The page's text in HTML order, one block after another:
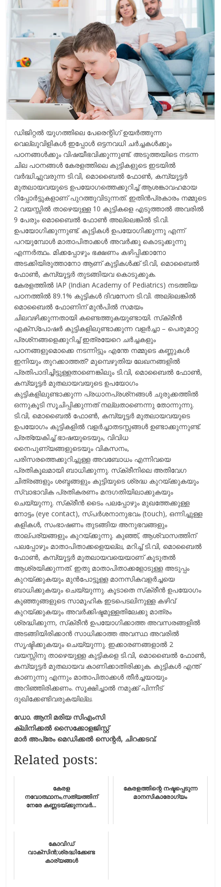
ഡിജിറ്റല്‍ യുഗത്തിലെ പേരെന്റിഗ് ഉയര്‍ത്തുന്ന
വെല്ലുവിളികള്‍ ഇപ്പോള്‍ ഒട്ടനവധി ചര്‍ച്ചകള്‍ക്കും
പഠനങ്ങള്‍ക്കും വിഷയീഭവിക്കുന്നുണ്ട്. അടുത്തയിടെ നടന്ന
ചില പഠനങ്ങള്‍ കേരളത്തിലെ കുട്ടികളുടെ ഇടയില്‍
വര്‍ദ്ധിച്ചുവരുന്ന ടി.വി, മൊബൈല്‍ ഫോണ്‍, കമ്പ്യൂട്ടര്‍
മുതലായവയുടെ ഉപയോഗത്തെക്കുറിച്ച് ആശങ്കാവഹമായ
റിപ്പോര്‍ട്ടുകളാണ് പുറത്തുവിടുന്നത്. ഇതിന്‍പ്രകാരം നമ്മുടെ
2 വയസ്സില്‍ താഴെയുള്ള 10 കുട്ടികളെ എടുത്താല്‍ അവരില്‍
9 പേരും മൊബൈല്‍ ഫോണ്‍ അല്ലെങ്കില്‍ ടി.വി.
ഉപയോഗിക്കുന്നുണ്ട്. കുട്ടികള്‍ ഉപയോഗിക്കുന്നു എന്ന്
പറയുമ്പോള്‍ മാതാപിതാക്കള്‍ അവര്‍ക്കു കൊടുക്കുന്നു
എന്നര്‍ത്ഥം. മിക്കപ്പോഴും ഭക്ഷണം കഴിപ്പിക്കാനോ
അടക്കിയിരുത്താനോ ആണ് കുട്ടികള്‍ക്ക് ടി.വി, മൊബൈല്‍
ഫോണ്‍, കമ്പ്യൂട്ടര്‍ തുടങ്ങിയവ കൊടുക്കുക.
കേരളത്തില്‍ IAP (Indian Academy of Pediatrics) നടത്തിയ
പഠനത്തില്‍ 89.1% കുട്ടികള്‍ ദിവസേന ടി.വി. അല്ലെങ്കില്‍
മൊബൈല്‍ ഫോണിന് മുന്‍പില്‍ സമയം
ചിലവഴിക്കുന്നതായി കണ്ടെത്തുകയുണ്ടായി. സ്‌ക്രീന്‍
എക്‌സ്‌പോഷര്‍ കുട്ടികളിലുണ്ടാക്കുന്ന വളര്‍ച്ചാ – പെരുമാറ്റ
പ്രശ്‌നങ്ങളെക്കുറിച്ച് ഇത്രയേറെ ചര്‍ച്ചകളും
പഠനങ്ങളുമൊക്കെ നടന്നിട്ടും എന്തേ നമ്മുടെ കണ്ണുകള്‍
ഇനിയും തുറക്കാത്തത്? മുമ്പെഴുതിയ ലേഖനങ്ങളില്‍
പ്രതിപാദിച്ചിട്ടുള്ളതാണെങ്കിലും ടി.വി, മൊബൈല്‍ ഫോണ്‍,
കമ്പ്യൂട്ടര്‍ മുതലായവയുടെ ഉപയോഗം
കുട്ടികളിലുണ്ടാക്കുന്ന പ്രധാനപ്രശ്‌നങ്ങള്‍ ചുരുക്കത്തില്‍
ഒന്നുകൂടി സൂചിപ്പിക്കുന്നത് നല്ലതാണെന്നു തോന്നുന്നു.
ടി.വി, മൊബൈല്‍ ഫോണ്‍, കമ്പ്യൂട്ടര്‍ മുതലായവയുടെ
ഉപയോഗം കുട്ടികളില്‍ വളര്‍ച്ചാതടസ്സങ്ങള്‍ ഉണ്ടാക്കുന്നുണ്ട്.
പ്രത്യേകിച്ച് ഭാഷയുടെയും, വിവിധ
നൈപുണ്യങ്ങളുടെയും വികസനം,
പരിസരത്തെക്കുറിച്ചുള്ള അവബോധം എന്നിവയെ
പ്രതികൂലമായി ബാധിക്കുന്നു. സ്‌ക്രീനിലെ അതിവേഗ
ചിത്രങ്ങളും ശബ്ദങ്ങളും കുട്ടിയുടെ ശ്രദ്ധ കുറയ്ക്കുകയും
സ്വാഭാവിക പ്രതികരണം മന്ദഗതിയിലാക്കുകയും
ചെയ്യുന്നു. സ്‌ക്രീന്‍ ടൈം പലപ്പോഴും മുഖത്തേക്കുള്ള
നോട്ടം (eye contact), സ്പര്‍ശനാനുഭവം (touch), ഒന്നിച്ചുള്ള
കളികള്‍, സംഭാഷണം തുടങ്ങിയ അനുഭവങ്ങളും
താല്പര്യങ്ങളും കുറയ്ക്കുന്നു. കുഞ്ഞ്, ആശ്വാസത്തിന്
പലപ്പോഴും മാതാപിതാക്കളെയല്ല, മറിച്ച് ടി.വി, മൊബൈല്‍
ഫോണ്‍, കമ്പ്യൂട്ടര്‍ മുതലായവയെയാണ് കൂടുതല്‍
ആശ്രയിക്കുന്നത്. ഇതു മാതാപിതാക്കളോടുള്ള അടുപ്പം
കുറയ്ക്കുകയും മുന്‍പോട്ടൂള്ള മാനസികവളര്‍ച്ചയെ
ബാധിക്കുകയും ചെയ്യുന്നു. കൂടാതെ സ്‌ക്രീന്‍ ഉപയോഗം
കുഞ്ഞുങ്ങളുടെ സാമൂഹിക ഇടപെടലിനുള്ള കഴിവ്
കുറയ്ക്കുകയും അവര്‍ക്കിഷ്ടമുള്ളതിലേക്കു മാത്രം
ശ്രദ്ധിക്കുന്ന, സ്‌ക്രീന്‍ ഉപയോഗിക്കാത്ത അവസരങ്ങളില്‍
അടങ്ങിയിരിക്കാന്‍ സാധിക്കാത്ത അവസ്ഥ അവരില്‍
സൃഷ്ടിക്കുകയും ചെയ്യുന്നു. ഇക്കാരണങ്ങളാല്‍ 2
വയസ്സിനു താഴെയുള്ള കുട്ടികളെ ടി.വി, മൊബൈല്‍ ഫോണ്‍,
കമ്പ്യൂട്ടര്‍ മുതലായവ കാണിക്കാതിരിക്കുക. കുട്ടികള്‍ എന്ത്
കാണുന്നു എന്നും മാതാപിതാക്കള്‍ തീര്‍ച്ചയായും
അറിഞ്ഞിരിക്കണം. സൂക്ഷിച്ചാല്‍ നമുക്ക് പിന്നീട്
ദുഖിക്കേണ്ടിവരുകയില്ല.
ഡോ. ആനി മരിയ സിഎംസി
ക്ലിനിക്കല്‍ സൈക്കോളജിസ്റ്റ്
മാര്‍ അപ്രേം മെഡിക്കല്‍ സെന്റര്‍, ചിറക്കടവ്.
Related posts:
കേരള
നവോത്ഥാനം,സത്യത്തിന്
നേരേ കണ്ണടയ്ക്കുന്നവര്‍...
കേരളത്തിന്റെ നഷ്ടപ്പെടുന്ന
മാനസികാരോഗ്യം
കോവിഡ്
വാക്‌സിൻ;ശ്രദ്ധിക്കേണ്ട
കാര്യങ്ങൾ
m
n
e